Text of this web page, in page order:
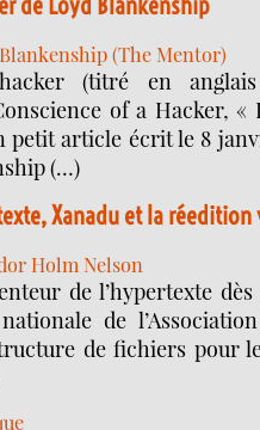
(The Mentor)
(titré en
of a Hacker, «
petit article écrit le 8
(…)
Xanadu et la
Holm Nelson
de l’hypertexte dès
de
de fichiers pour